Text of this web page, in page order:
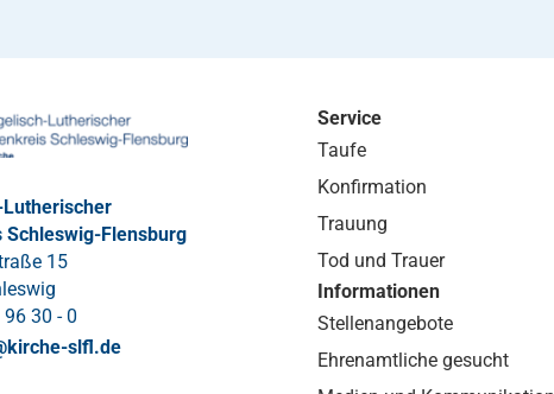
Lutherischer
Schleswig-Flensburg
15
30 - 0
kirche-slfl.de
Service
Taufe
Konfirmation
Trauung
Tod und Trauer
Informationen
Stellenangebote
Ehrenamtliche gesucht